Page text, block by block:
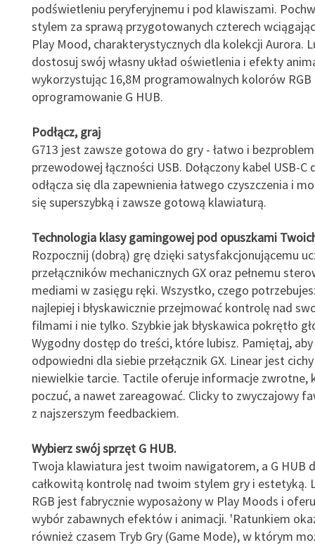
podświetleniu peryferyjnemu i pod klawiszami.
stylem za sprawą przygotowanych czterech
Play Mood, charakterystycznych dla kolekcji Aurora.
dostosuj swój własny układ oświetlenia i efekty
wykorzystując 16,8M programowalnych kolorów
oprogramowanie G HUB.
Podłącz, graj
G713 jest zawsze gotowa do gry - łatwo i
przewodowej łączności USB. Dołączony kabel USB-C
odłącza się dla zapewnienia łatwego czyszczenia i
się superszybką i zawsze gotową klawiaturą.
Technologia klasy gamingowej pod opuszkami
Rozpocznij (dobrą) grę dzięki satysfakcjonującemu
przełączników mechanicznych GX oraz pełnemu
mediami w zasięgu ręki. Wszystko, czego
najlepiej i błyskawicznie przejmować kontrolę nad
filmami i nie tylko. Szybkie jak błyskawica pokrętło
Wygodny dostęp do treści, które lubisz. Pamiętaj,
odpowiedni dla siebie przełącznik GX. Linear jest
niewielkie tarcie. Tactile oferuje informacje zwrotne,
poczuć, a nawet zareagować. Clicky to zwyczajowy
z najszerszym feedbackiem.
Wybierz swój sprzęt G HUB.
Twoja klawiatura jest twoim nawigatorem, a G HUB
całkowitą kontrolę nad twoim stylem gry i estetyką.
RGB jest fabrycznie wyposażony w Play Moods i
wybór zabawnych efektów i animacji. 'Ratunkiem
również czasem Tryb Gry (Game Mode), w którym